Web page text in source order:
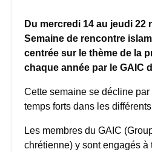
Du mercredi 14 au jeudi 22
Semaine de rencontre
centrée sur le thème de la
chaque année par le GAIC
Cette semaine se décline par
temps forts dans les
Les membres du GAIC
chrétienne) y sont engagés à